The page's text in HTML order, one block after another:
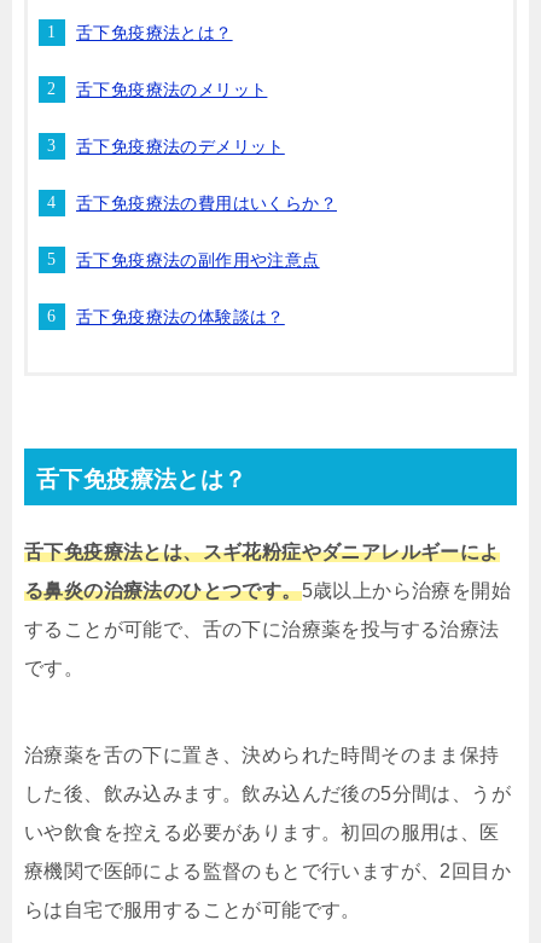
舌下免疫療法とは？
舌下免疫療法のメリット
舌下免疫療法のデメリット
舌下免疫療法の費用はいくらか？
舌下免疫療法の副作用や注意点
舌下免疫療法の体験談は？
舌下免疫療法とは？
舌下免疫療法とは、スギ花粉症やダニアレルギーによ
る鼻炎の治療法のひとつです。5歳以上から治療を開始
することが可能で、舌の下に治療薬を投与する治療法
です。
治療薬を舌の下に置き、決められた時間そのまま保持
した後、飲み込みます。飲み込んだ後の5分間は、うが
いや飲食を控える必要があります。初回の服用は、医
療機関で医師による監督のもとで行いますが、2回目か
らは自宅で服用することが可能です。